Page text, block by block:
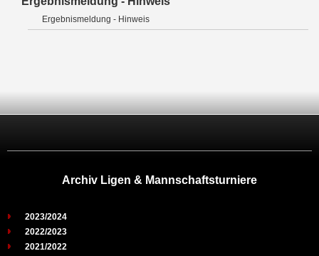
Ergebnismeldung - Hinweis
Archiv Ligen & Mannschaftsturniere
2023/2024
2022/2023
2021/2022